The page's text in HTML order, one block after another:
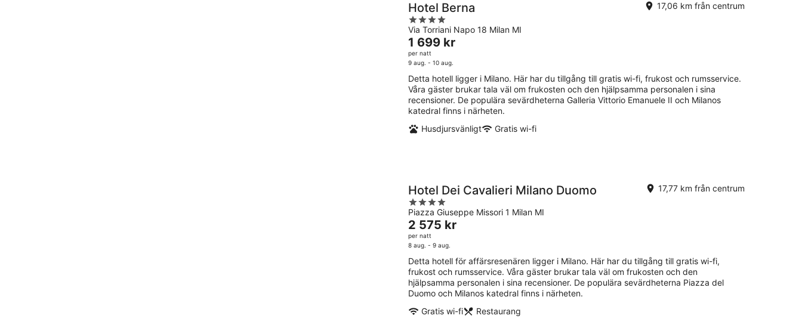
Hotel Berna
4
out
of
5
Via Torriani Napo 18 Milan MI
17,06 km från centrum
Priset
är
1 699 kr
per
natt
1 699 kr
per natt
9 aug. - 10 aug.
Detta hotell ligger i Milano. Här har du tillgång till gratis wi-fi, frukost och rumsservice.
Våra gäster brukar tala väl om frukosten och den hjälpsamma personalen i sina
recensioner. De populära sevärdheterna Galleria Vittorio Emanuele II och Milanos
katedral finns i närheten.
Husdjursvänligt
Gratis wi-fi
Hotel Dei Cavalieri Milano Duomo
4
out
of
5
Piazza Giuseppe Missori 1 Milan MI
17,77 km från centrum
Priset
är
2 575 kr
per
natt
2 575 kr
per natt
8 aug. - 9 aug.
Detta hotell för affärsresenären ligger i Milano. Här har du tillgång till gratis wi-fi,
frukost och rumsservice. Våra gäster brukar tala väl om frukosten och den
hjälpsamma personalen i sina recensioner. De populära sevärdheterna Piazza del
Duomo och Milanos katedral finns i närheten.
Gratis wi-fi
Restaurang